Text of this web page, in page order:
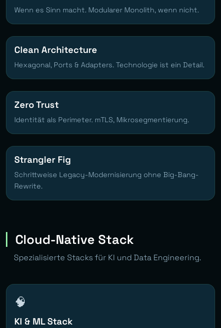
Wenn es Sinn macht. Modularer Monolith, wenn nicht.
Clean Architecture
Hexagonal, Ports & Adapters. Technologie ist ein Detail.
Zero Trust
Identität als Perimeter. mTLS, Mikrosegmentierung.
Strangler Fig
Schrittweise Legacy-Modernisierung ohne Big-Bang-
Rewrite.
Cloud-Native Stack
Spezialisierte Stacks für KI und Data Engineering.
🧠
KI & ML Stack